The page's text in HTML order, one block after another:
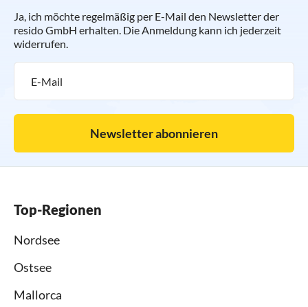
Ja, ich möchte regelmäßig per E-Mail den Newsletter der
resido GmbH erhalten. Die Anmeldung kann ich jederzeit
widerrufen.
Newsletter abonnieren
Top-Regionen
Nordsee
Ostsee
Mallorca